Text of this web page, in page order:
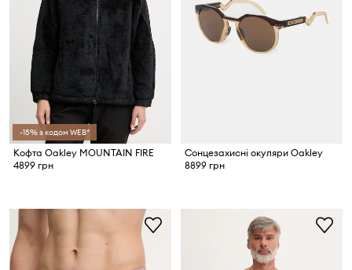
-15% з кодом WEB*
Кофта Oakley MOUNTAIN FIRE
4899 грн
Сонцезахисні окуляри Oakley
8899 грн